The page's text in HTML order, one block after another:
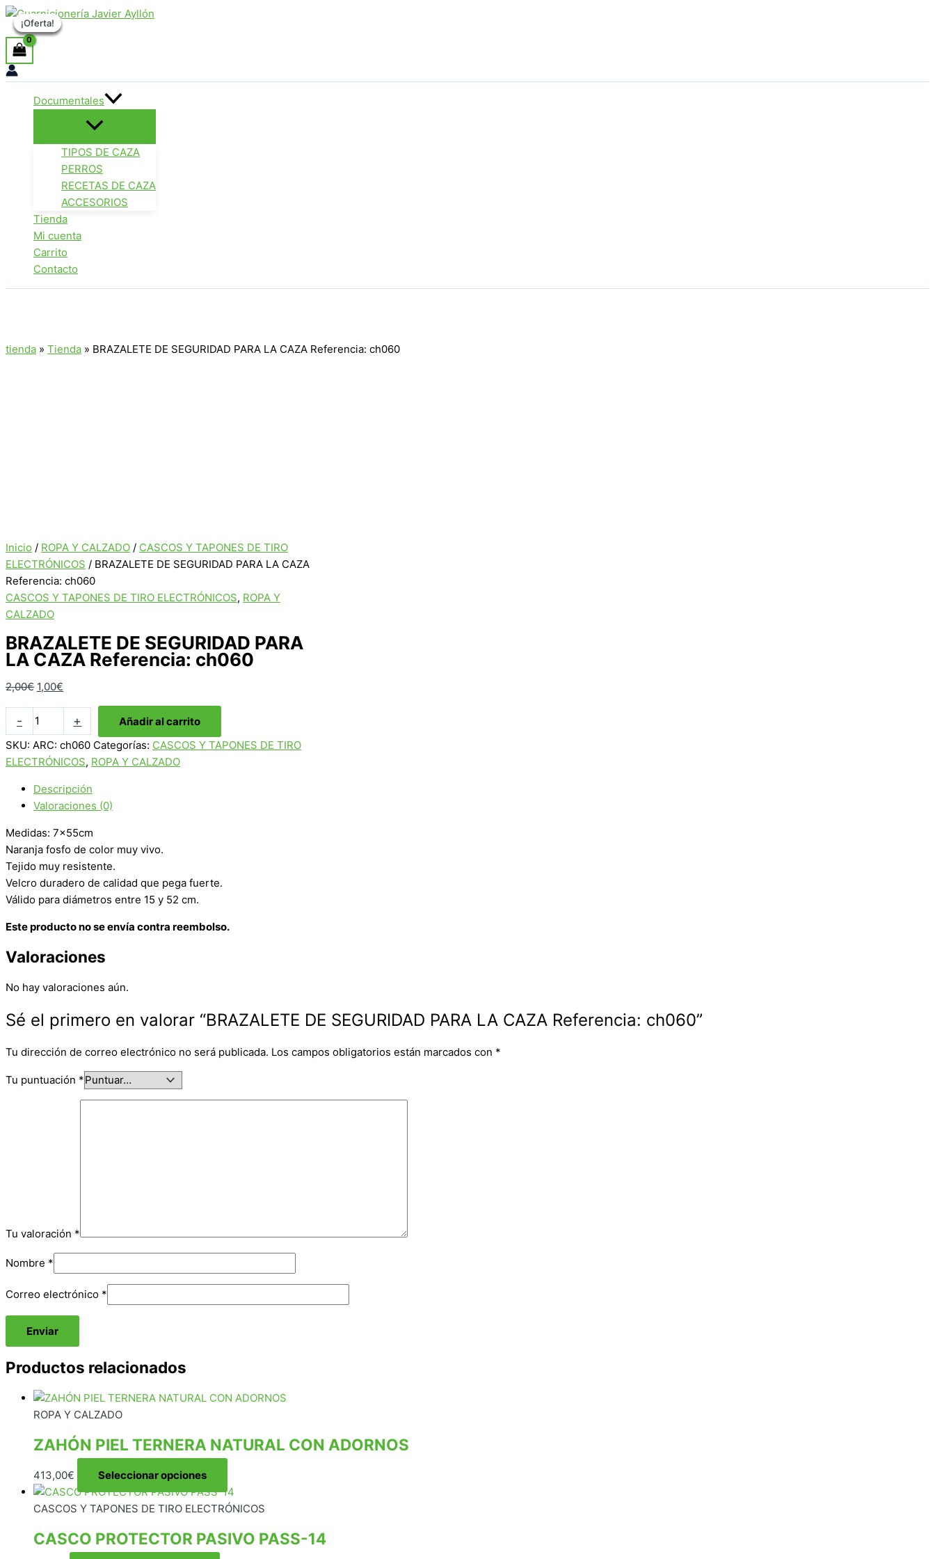
Ir
al
contenido
Buscar
Documentales
TIPOS DE CAZA
PERROS
RECETAS DE CAZA
ACCESORIOS
Tienda
Mi cuenta
Carrito
Contacto
tienda » Tienda » BRAZALETE DE SEGURIDAD PARA LA CAZA Referencia: ch060
¡Oferta!
Inicio / ROPA Y CALZADO / CASCOS Y TAPONES DE TIRO
ELECTRÓNICOS / BRAZALETE DE SEGURIDAD PARA LA CAZA
Referencia: ch060
CASCOS Y TAPONES DE TIRO ELECTRÓNICOS, ROPA Y
CALZADO
BRAZALETE DE SEGURIDAD PARA
LA CAZA Referencia: ch060
2,00€ El
original
era:
2,00€.
1,00€
actual
es:
1,00€.
-
BRAZALETE
DE
SEGURIDAD
PARA
Referencia:
ch060
cantidad
+
Añadir al carrito
SKU: ARC: ch060 Categorías: CASCOS Y TAPONES DE TIRO
ELECTRÓNICOS, ROPA Y CALZADO
Descripción
Valoraciones (0)
Medidas: 7x55cm
Naranja fosfo de color muy vivo.
Tejido muy resistente.
Velcro duradero de calidad que pega fuerte.
Válido para diámetros entre 15 y 52 cm.
Este producto no se envía contra reembolso.
Valoraciones
No hay valoraciones aún.
Sé el primero en valorar “BRAZALETE DE SEGURIDAD PARA LA CAZA Referencia: ch060”
Tu dirección de correo electrónico no será publicada. Los campos obligatorios están marcados con *
Tu puntuación *
Tu valoración *
Nombre *
Correo electrónico *
Productos relacionados
ROPA Y CALZADO
ZAHÓN PIEL TERNERA NATURAL CON ADORNOS
413,00€ Seleccionar opciones
producto
tiene
variantes.
CASCOS Y TAPONES DE TIRO ELECTRÓNICOS
CASCO PROTECTOR PASIVO PASS-14
¡Oferta!
¡Oferta!
¡Oferta!
¡Oferta!